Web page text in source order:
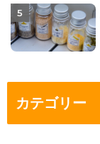
カテゴリー